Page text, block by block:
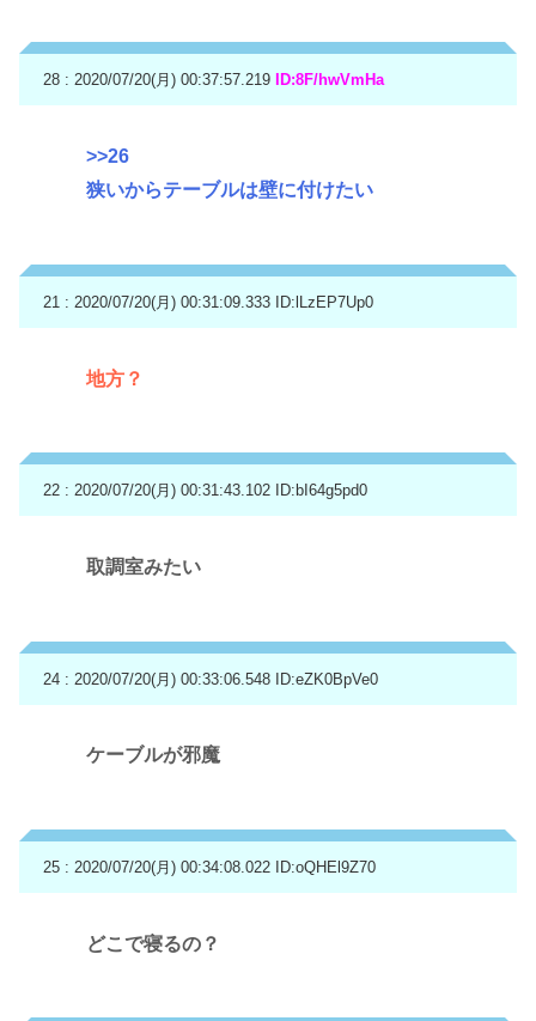
28 : 2020/07/20(月) 00:37:57.219 ID:8F/hwVmHa
>>26
狭いからテーブルは壁に付けたい
21 : 2020/07/20(月) 00:31:09.333 ID:lLzEP7Up0
地方？
22 : 2020/07/20(月) 00:31:43.102 ID:bI64g5pd0
取調室みたい
24 : 2020/07/20(月) 00:33:06.548 ID:eZK0BpVe0
ケーブルが邪魔
25 : 2020/07/20(月) 00:34:08.022 ID:oQHEl9Z70
どこで寝るの？